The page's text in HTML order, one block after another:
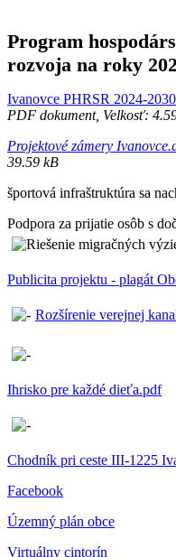
Program
rozvoja na roky
Ivanovce PHRSR 2024-
PDF dokument, Velkosť:
Projektové zámery
39.59 kB
športová infraštruktúra sa
Podpora za prijatie osôb s
Publicita projektu - plagát
Rozšírenie verejnej
Ihrisko pre každé dieťa.pdf
Chodník pri ceste III-1225
Facebook
Územný plán obce
Virtuálny cintorín